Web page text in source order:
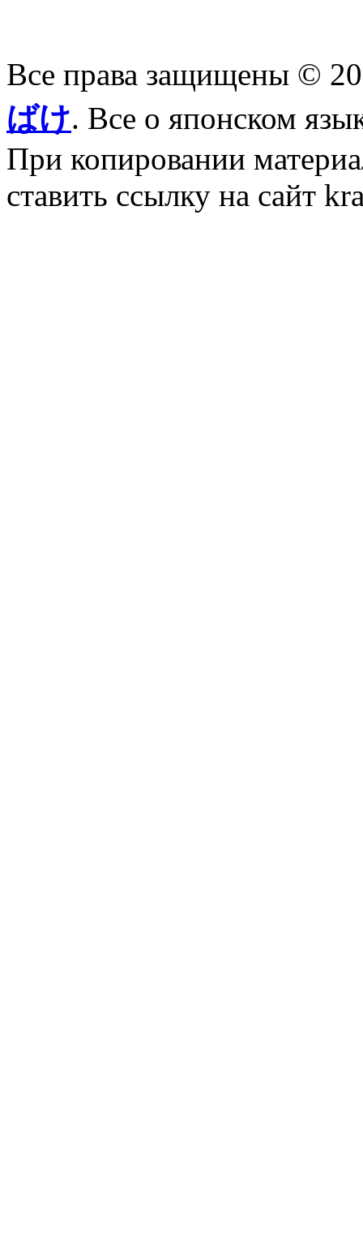
Все права защищены ©
ばけ. Все о японском
При копировании
ставить ссылку на сайт